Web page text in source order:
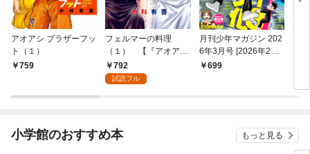
アオアシ ブラザーフッ
ト（１）
759
フェルマーの料理
（１） 【『アオア
シ』コラボイラスト特
典付き】
792
試読フル
月刊少年マガジン 202
6年3月号 [2026年2月6
日発売]
699
小学館のおすすめ本 もっと見る